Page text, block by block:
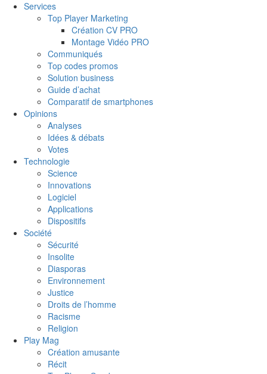
Services
Top Player Marketing
Création CV PRO
Montage Vidéo PRO
Communiqués
Top codes promos
Solution business
Guide d’achat
Comparatif de smartphones
Opinions
Analyses
Idées & débats
Votes
Technologie
Science
Innovations
Logiciel
Applications
Dispositifs
Société
Sécurité
Insolite
Diasporas
Environnement
Justice
Droits de l’homme
Racisme
Religion
Play Mag
Création amusante
Récit